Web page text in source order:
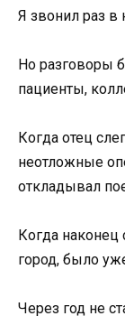
Я звонил раз в
Но разговоры
пациенты,
Когда отец
неотложные
откладывал
Когда наконец
город, было
Через год не